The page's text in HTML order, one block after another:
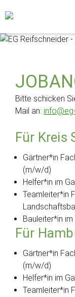
Bitte schicken
Mail an:
Für Kreis
Gärtner*in
(m/w/d)
Helfer*in im
Teamleiter*in
Bauleiter*in
Für
Gärtner*in
(m/w/d)
Helfer*in im
Teamleiter*in